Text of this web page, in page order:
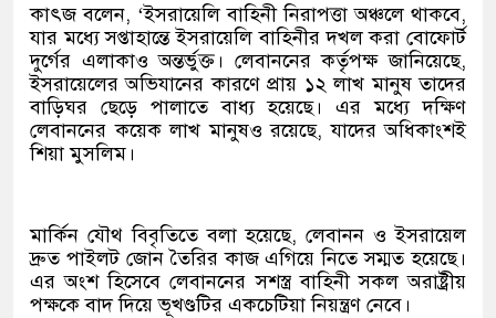
কাৎজ বলেন, ‘ইসরায়েলি বাহিনী নিরাপত্তা অঞ্চলে থাকবে,
যার মধ্যে সপ্তাহান্তে ইসরায়েলি বাহিনীর দখল করা বোফোর্ট
দুর্গের এলাকাও অন্তর্ভুক্ত। লেবাননের কর্তৃপক্ষ জানিয়েছে,
ইসরায়েলের অভিযানের কারণে প্রায় ১২ লাখ মানুষ তাদের
বাড়িঘর ছেড়ে পালাতে বাধ্য হয়েছে। এর মধ্যে দক্ষিণ
লেবাননের কয়েক লাখ মানুষও রয়েছে, যাদের অধিকাংশই
শিয়া মুসলিম।
মার্কিন যৌথ বিবৃতিতে বলা হয়েছে, লেবানন ও ইসরায়েল
দ্রুত পাইলট জোন তৈরির কাজ এগিয়ে নিতে সম্মত হয়েছে।
এর অংশ হিসেবে লেবাননের সশস্ত্র বাহিনী সকল অরাষ্ট্রীয়
পক্ষকে বাদ দিয়ে ভূখণ্ডটির একচেটিয়া নিয়ন্ত্রণ নেবে।